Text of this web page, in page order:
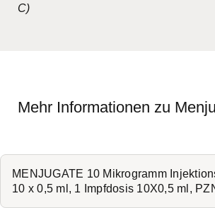
C)
Mehr Informationen zu
MENJUGATE 10 Mikrogramm
10 x 0,5 ml, 1 Impfdosis 10X0,5 ml,